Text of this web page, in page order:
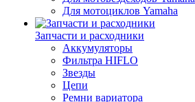
Для мотоциклов Yamaha
Запчасти и расходники
Аккумуляторы
Фильтра HIFLO
Звезды
Цепи
Ремни вариатора